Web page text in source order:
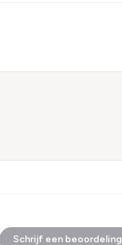
Schrijf een beoordeling